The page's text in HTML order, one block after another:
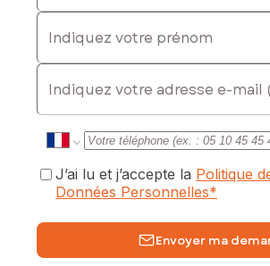
Indiquez votre prénom
E-mail
J’ai lu et j’accepte la Politique
Données Personnelles*
Envoyer ma